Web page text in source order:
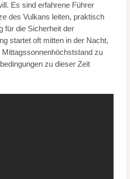
Es sind erfahrene Führer
des Vulkans leiten, praktisch
für die Sicherheit der
startet oft mitten in der Nacht,
zu
zu dieser Zeit